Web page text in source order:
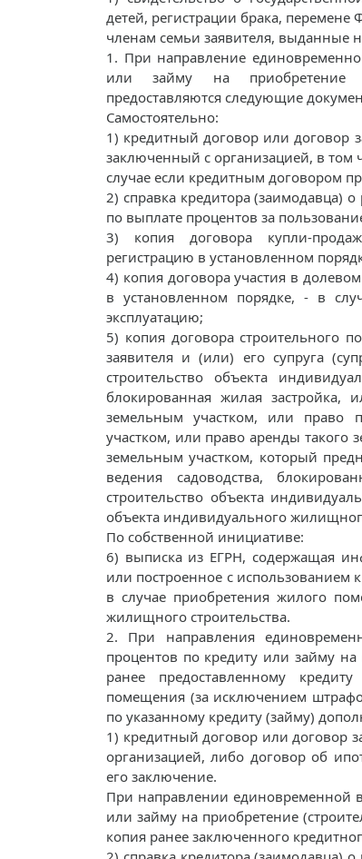
детей, регистрации брака,
членам семьи заявителя, выданные
1. При направление
или займу на приобретение
предоставляются следующие
Самостоятельно:
1) кредитный договор или договор
заключенный с организацией, в том
случае если кредитным договором
2) справка кредитора (заимодавца)
по выплате процентов за
3) копия договора купли-
регистрацию в установленном
4) копия договора участия в
в установленном порядке, - в
эксплуатацию;
5) копия договора строительного
заявителя и (или) его супруга
строительство объекта
блокированная жилая застройка,
земельным участком, или право
участком, или право аренды такого
земельным участком, который
ведения садоводства,
строительство объекта
объекта индивидуального
По собственной инициативе:
6) выписка из ЕГРН, содержащая
или построенное с использованием
в случае приобретения жилого
жилищного строительства.
2. При направления
процентов по кредиту или займу
ранее предоставленному
помещения (за исключением
по указанному кредиту (займу)
1) кредитный договор или договор
организацией, либо договор об
его заключение.
При направлении единовременной
или займу на приобретение
копия ранее заключенного